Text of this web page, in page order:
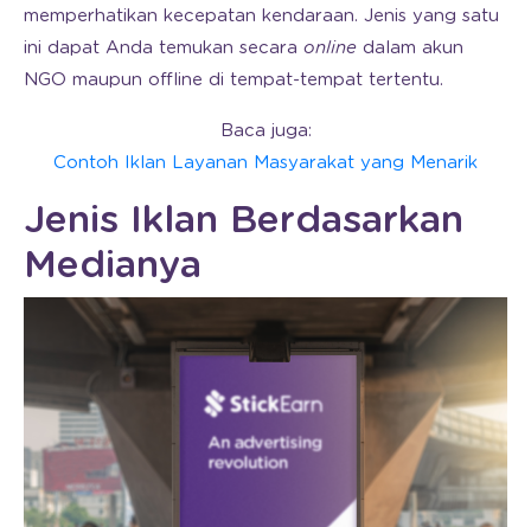
memperhatikan kecepatan kendaraan. Jenis yang satu
ini dapat Anda temukan secara online dalam akun
NGO maupun offline di tempat-tempat tertentu.
Baca juga:
Contoh Iklan Layanan Masyarakat yang Menarik
Jenis Iklan Berdasarkan
Medianya